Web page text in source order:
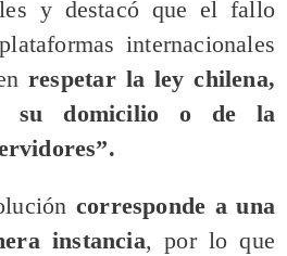
y destacó que el fallo
internacionales
respetar la ley chilena,
su domicilio o de la
corresponde a una
instancia, por lo que